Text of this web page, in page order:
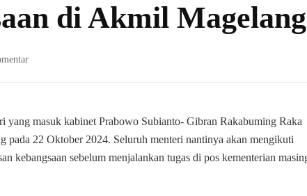
di Akmil Magelang
pada
Kabinet
–
Gibran
yang masuk kabinet Prabowo Subianto- Gibran Rakabuming Raka
22 Oktober 2024. Seluruh menteri nantinya akan mengikuti
kebangsaan sebelum menjalankan tugas di pos kementerian